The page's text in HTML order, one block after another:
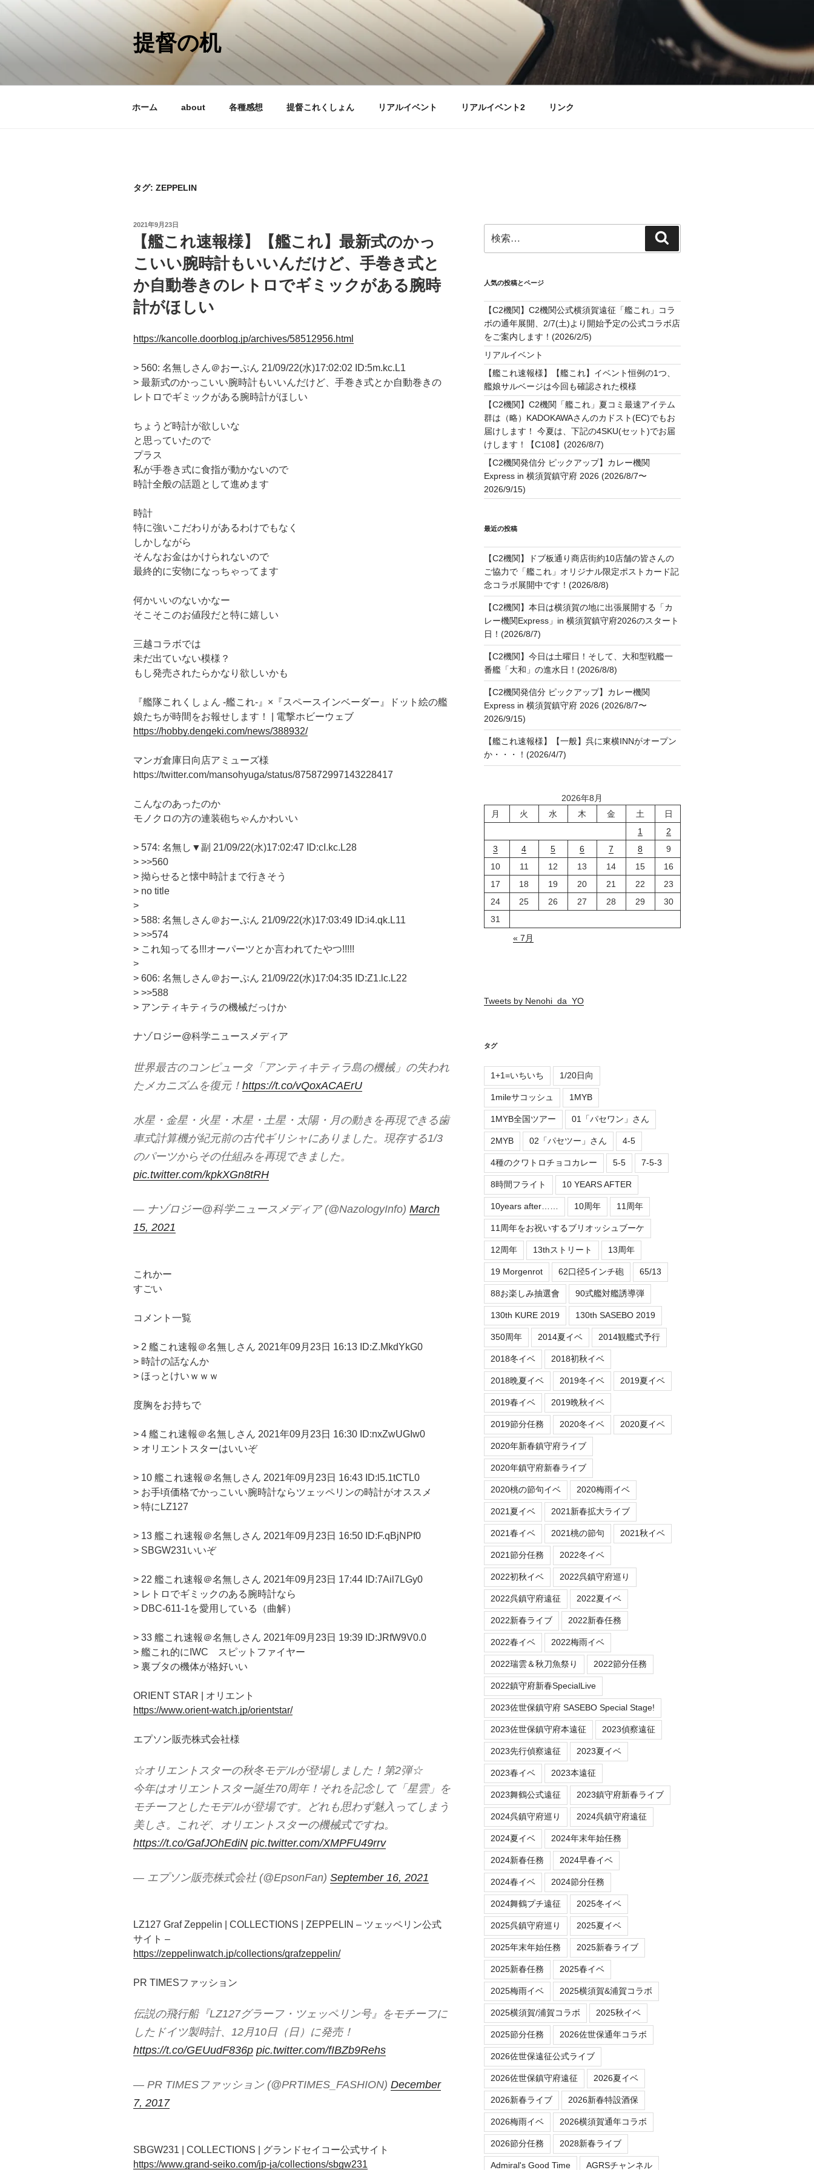
ン
提督の机
ホーム about 各種感想 提督これくしょん リアルイベント リアルイベント2 リンク
タグ: ZEPPELIN
投
2021年9月23日
【艦これ速報様】【艦これ】最新式のかっ
こいい腕時計もいいんだけど、手巻き式と
か自動巻きのレトロでギミックがある腕時
計がほしい
https://kancolle.doorblog.jp/archives/58512956.html
> 560: 名無しさん＠おーぷん 21/09/22(水)17:02:02 ID:5m.kc.L1
> 最新式のかっこいい腕時計もいいんだけど、手巻き式とか自動巻きの
レトロでギミックがある腕時計がほしい
ちょうど時計が欲しいな
と思っていたので
プラス
私が手巻き式に食指が動かないので
時計全般の話題として進めます
時計
特に強いこだわりがあるわけでもなく
しかしながら
そんなお金はかけられないので
最終的に安物になっちゃってます
何かいいのないかなー
そこそこのお値段だと特に嬉しい
三越コラボでは
未だ出ていない模様？
もし発売されたらかなり欲しいかも
『艦隊これくしょん -艦これ-』×『スペースインベーダー』ドット絵の艦
娘たちが時間をお報せします！ | 電撃ホビーウェブ
https://hobby.dengeki.com/news/388932/
マンガ倉庫日向店アミューズ様
https://twitter.com/mansohyuga/status/875872997143228417
こんなのあったのか
モノクロの方の連装砲ちゃんかわいい
> 574: 名無し▼副 21/09/22(水)17:02:47 ID:cI.kc.L28
> >>560
> 拗らせると懐中時計まで行きそう
> no title
>
> 588: 名無しさん＠おーぷん 21/09/22(水)17:03:49 ID:i4.qk.L11
> >>574
> これ知ってる!!!オーパーツとか言われてたやつ!!!!!
>
> 606: 名無しさん＠おーぷん 21/09/22(水)17:04:35 ID:Z1.lc.L22
> >>588
> アンティキティラの機械だっけか
ナゾロジー@科学ニュースメディア
世界最古のコンピュータ「アンティキティラ島の機械」の失われ
たメカニズムを復元！ https://t.co/vQoxACAErU
水星・金星・火星・木星・土星・太陽・月の動きを再現できる歯
車式計算機が紀元前の古代ギリシャにありました。現存する1/3
のパーツからその仕組みを再現できました。
pic.twitter.com/kpkXGn8tRH
— ナゾロジー@科学ニュースメディア (@NazologyInfo) March
15, 2021
これかー
すごい
コメント一覧
> 2 艦これ速報＠名無しさん 2021年09月23日 16:13 ID:Z.MkdYkG0
> 時計の話なんか
> ほっとけいｗｗｗ
度胸をお持ちで
> 4 艦これ速報＠名無しさん 2021年09月23日 16:30 ID:nxZwUGIw0
> オリエントスターはいいぞ
> 10 艦これ速報＠名無しさん 2021年09月23日 16:43 ID:l5.1tCTL0
> お手頃価格でかっこいい腕時計ならツェッペリンの時計がオススメ
> 特にLZ127
> 13 艦これ速報＠名無しさん 2021年09月23日 16:50 ID:F.qBjNPf0
> SBGW231いいぞ
> 22 艦これ速報＠名無しさん 2021年09月23日 17:44 ID:7Ail7LGy0
> レトロでギミックのある腕時計なら
> DBC-611-1を愛用している（曲解）
> 33 艦これ速報＠名無しさん 2021年09月23日 19:39 ID:JRfW9V0.0
> 艦これ的にIWC スピットファイヤー
> 裏ブタの機体が格好いい
ORIENT STAR | オリエント
https://www.orient-watch.jp/orientstar/
エプソン販売株式会社様
☆オリエントスターの秋冬モデルが登場しました！第2弾☆
今年はオリエントスター誕生70周年！それを記念して「星雲」を
モチーフとしたモデルが登場です。どれも思わず魅入ってしまう
美しさ。これぞ、オリエントスターの機械式ですね。
https://t.co/GafJOhEdiN pic.twitter.com/XMPFU49rrv
— エプソン販売株式会社 (@EpsonFan) September 16, 2021
LZ127 Graf Zeppelin | COLLECTIONS | ZEPPELIN – ツェッペリン公式
サイト –
https://zeppelinwatch.jp/collections/grafzeppelin/
PR TIMESファッション
伝説の飛行船『LZ127グラーフ・ツェッペリン号』をモチーフに
したドイツ製時計、12月10日（日）に発売！
https://t.co/GEUudF836p pic.twitter.com/fIBZb9Rehs
— PR TIMESファッション (@PRTIMES_FASHION) December
7, 2017
SBGW231 | COLLECTIONS | グランドセイコー公式サイト
https://www.grand-seiko.com/jp-ja/collections/sbgw231
索:
索
人気の投稿とページ
【C2機関】C2機関公式横須賀遠征「艦これ」コラ
ボの通年展開、2/7(土)より開始予定の公式コラボ店
をご案内します！(2026/2/5)
リアルイベント
【艦これ速報様】【艦これ】イベント恒例の1つ、
艦娘サルベージは今回も確認された模様
【C2機関】C2機関「艦これ」夏コミ最速アイテム
群は（略）KADOKAWAさんのカドスト(EC)でもお
届けします！ 今夏は、下記の4SKU(セット)でお届
けします！【C108】(2026/8/7)
【C2機関発信分 ピックアップ】カレー機関
Express in 横須賀鎮守府 2026 (2026/8/7〜
2026/9/15)
最近の投稿
【C2機関】ドブ板通り商店街約10店舗の皆さんの
ご協力で「艦これ」オリジナル限定ポストカード記
念コラボ展開中です！(2026/8/8)
【C2機関】本日は横須賀の地に出張展開する「カ
レー機関Express」in 横須賀鎮守府2026のスタート
日！(2026/8/7)
【C2機関】今日は土曜日！そして、大和型戦艦一
番艦「大和」の進水日！(2026/8/8)
【C2機関発信分 ピックアップ】カレー機関
Express in 横須賀鎮守府 2026 (2026/8/7〜
2026/9/15)
【艦これ速報様】【一般】呉に東横INNがオープン
か・・・！(2026/4/7)
2026年8月
月
火 水 木 金 土
日
1
2
3
4 5 6 7 8
9
10
11 12 13 14 15
16
17
18 19 20 21 22
23
24
25 26 27 28 29
30
31
« 7月
Tweets by Nenohi_da_YO
タグ
1+1=いちいち 1/20日向
1mileサコッシュ 1MYB
1MYB全国ツアー 01「パセワン」さん
2MYB 02「パセツー」さん 4-5
4種のクワトロチョコカレー 5-5 7-5-3
8時間フライト 10 YEARS AFTER
10years after…… 10周年 11周年
11周年をお祝いするブリオッシュブーケ
12周年 13thストリート 13周年
19 Morgenrot 62口径5インチ砲 65/13
88お楽しみ抽選會 90式艦対艦誘導弾
130th KURE 2019 130th SASEBO 2019
350周年 2014夏イベ 2014観艦式予行
2018冬イベ 2018初秋イベ
2018晩夏イベ 2019冬イベ 2019夏イベ
2019春イベ 2019晩秋イベ
2019節分任務 2020冬イベ 2020夏イベ
2020年新春鎮守府ライブ
2020年鎮守府新春ライブ
2020桃の節句イベ 2020梅雨イベ
2021夏イベ 2021新春拡大ライブ
2021春イベ 2021桃の節句 2021秋イベ
2021節分任務 2022冬イベ
2022初秋イベ 2022呉鎮守府巡り
2022呉鎮守府遠征 2022夏イベ
2022新春ライブ 2022新春任務
2022春イベ 2022梅雨イベ
2022瑞雲＆秋刀魚祭り 2022節分任務
2022鎮守府新春SpecialLive
2023佐世保鎮守府 SASEBO Special Stage!
2023佐世保鎮守府本遠征 2023偵察遠征
2023先行偵察遠征 2023夏イベ
2023春イベ 2023本遠征
2023舞鶴公式遠征 2023鎮守府新春ライブ
2024呉鎮守府巡り 2024呉鎮守府遠征
2024夏イベ 2024年末年始任務
2024新春任務 2024早春イベ
2024春イベ 2024節分任務
2024舞鶴プチ遠征 2025冬イベ
2025呉鎮守府巡り 2025夏イベ
2025年末年始任務 2025新春ライブ
2025新春任務 2025春イベ
2025梅雨イベ 2025横須賀&浦賀コラボ
2025横須賀/浦賀コラボ 2025秋イベ
2025節分任務 2026佐世保通年コラボ
2026佐世保遠征公式ライブ
2026佐世保鎮守府遠征 2026夏イベ
2026新春ライブ 2026新春特設酒保
2026梅雨イベ 2026横須賀通年コラボ
2026節分任務 2028新春ライブ
Admiral's Good Time AGRSチャンネル